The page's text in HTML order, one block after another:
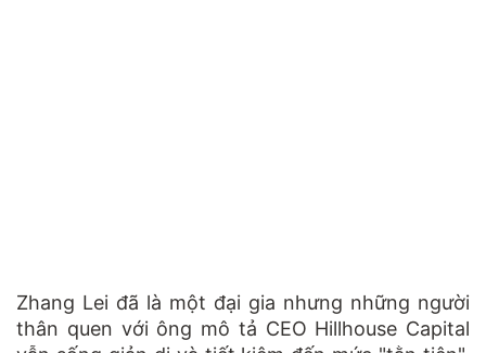
Zhang Lei đã là một đại gia nhưng những người
thân quen với ông mô tả CEO Hillhouse Capital